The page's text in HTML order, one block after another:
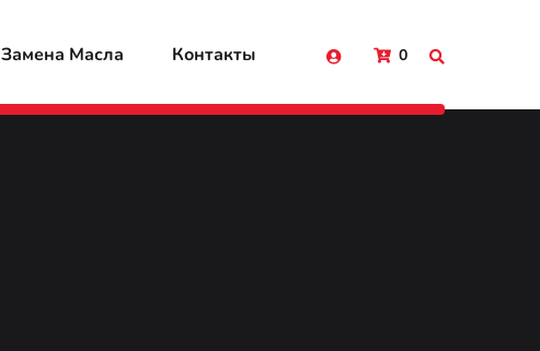
Замена Масла Контакты 0